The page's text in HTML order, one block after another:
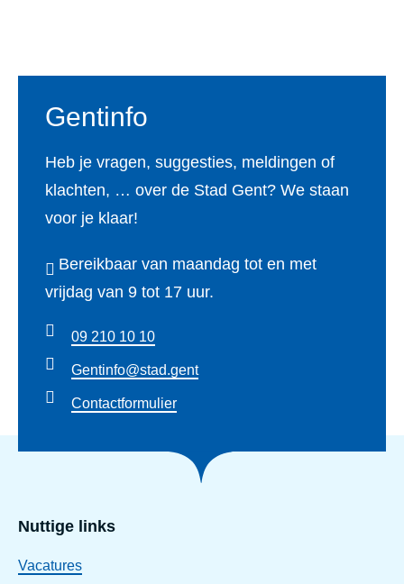
Gentinfo
Heb je vragen, suggesties, meldingen of
klachten, … over de Stad Gent? We staan
voor je klaar!
Bereikbaar van maandag tot en met
vrijdag van 9 tot 17 uur.
09 210 10 10
Gentinfo@stad.gent
Contactformulier
Nuttige links
Vacatures